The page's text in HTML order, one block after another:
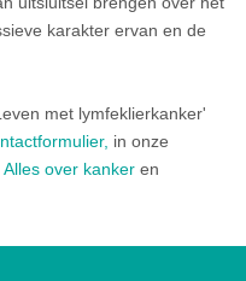
karakter ervan en de
met lymfeklierkanker'
in onze
Alles over kanker en